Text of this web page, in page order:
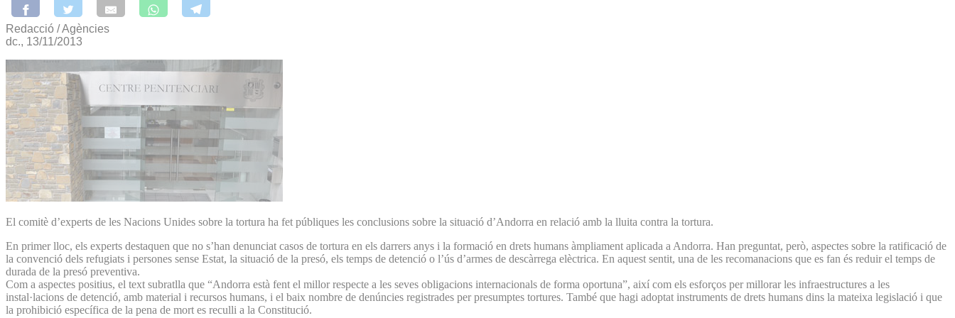
Redacció / Agències
dc., 13/11/2013
El comitè d’experts de les Nacions Unides sobre la tortura ha fet públiques les conclusions sobre la situació d’Andorra en relació amb la lluita contra la tortura.
En primer lloc, els experts destaquen que no s’han denunciat casos de tortura en els darrers anys i la formació en drets humans àmpliament aplicada a Andorra. Han preguntat, però, aspectes sobre la ratificació de
la convenció dels refugiats i persones sense Estat, la situació de la presó, els temps de detenció o l’ús d’armes de descàrrega elèctrica. En aquest sentit, una de les recomanacions que es fan és reduir el temps de
durada de la presó preventiva.
Com a aspectes positius, el text subratlla que “Andorra està fent el millor respecte a les seves obligacions internacionals de forma oportuna”, així com els esforços per millorar les infraestructures a les
instal·lacions de detenció, amb material i recursos humans, i el baix nombre de denúncies registrades per presumptes tortures. També que hagi adoptat instruments de drets humans dins la mateixa legislació i que
la prohibició específica de la pena de mort es reculli a la Constitució.